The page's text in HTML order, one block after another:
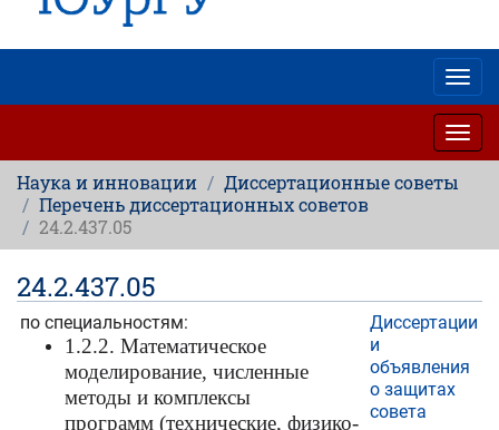
Наука и инновации
Диссертационные советы
Перечень диссертационных советов
24.2.437.05
24.2.437.05
по специальностям:
1.2.2. Математическое
моделирование, численные
методы и комплексы
программ (технические, физико-
Диссертации
и
объявления
о защитах
совета